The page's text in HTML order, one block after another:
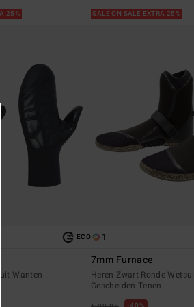
25%
SALE ON SALE EXTRA 25%
ECO
Wanten
1
7mm Furnace
Heren Zwart Ronde
Gescheiden Tenen